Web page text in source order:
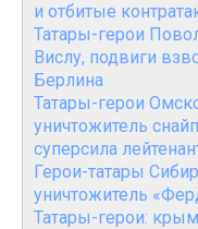
и отбитые
Татары-герои
Вислу, подвиги
Берлина
Татары-герои
уничтожитель
суперсила
Герои-татары
уничтожитель
Татары-герои: